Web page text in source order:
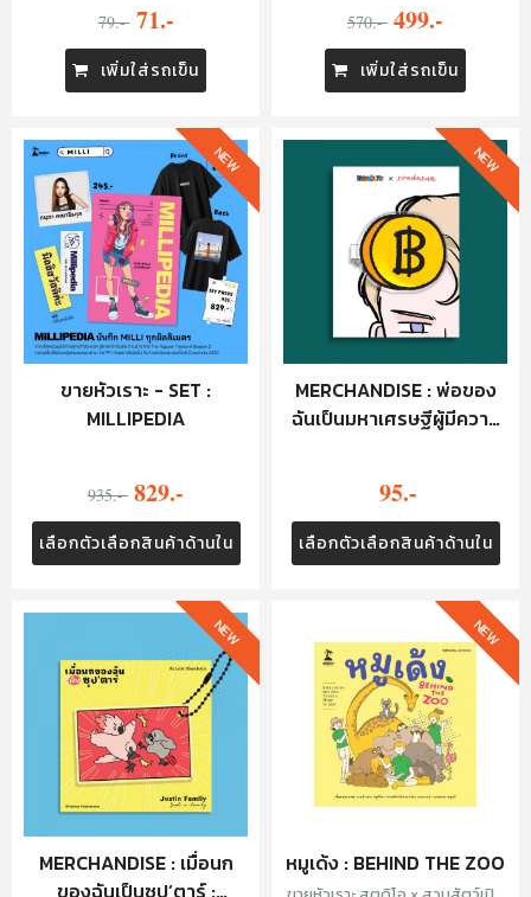
79.- 71.-
เพิ่มใส่รถเข็น
570.- 499.-
เพิ่มใส่รถเข็น
ขายหัวเราะ - SET :
MILLIPEDIA
935.- 829.-
เลือกตัวเลือกสินค้าด้านใน
NEW
MERCHANDISE : พ่อของ
ฉันเป็นมหาเศรษฐีผู้มีความ
95.-
เลือกตัวเลือกสินค้าด้านใน
NEW
MERCHANDISE : เมื่อนก
ของฉันเป็นซุป’ตาร์ :
NEW
หมูเด้ง : BEHIND THE ZOO
NEW